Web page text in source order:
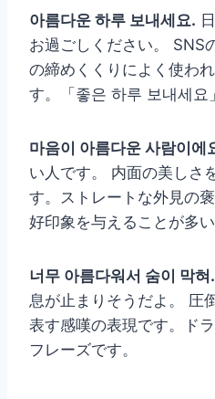
아름다운 하루 보내세요.
お過ごしください。 SNS
の締めくくりによく使わ
す。「좋은 하루 보내세요
마음이 아름다운 사람이에
い人です。 内面の美しさ
す。ストレートな外見の
好印象を与えることが多い
너무 아름다워서 숨이 막혀.
息が止まりそうだよ。 圧
表す感嘆の表現です。ド
フレーズです。